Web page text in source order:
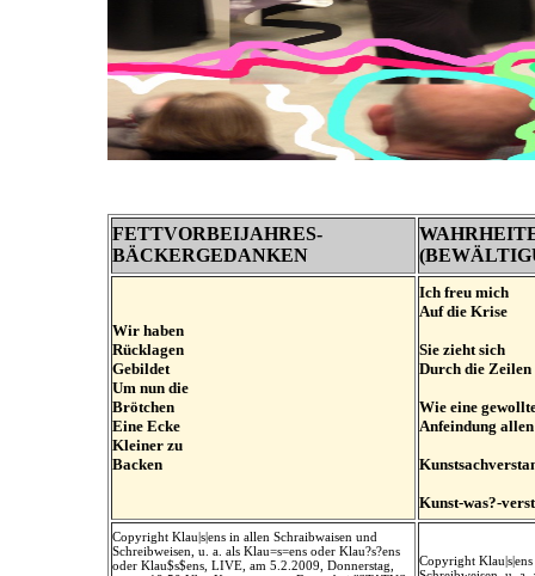
FETTVORBEIJAHRES-
BÄCKERGEDANKEN
Wir haben
Rücklagen
Gebildet
Um nun die
Brötchen
Eine Ecke
Kleiner zu
Backen
Ich freu mich
Auf die Krise
Sie zieht sich
Durch die Zeilen
Wie eine
Anfeindung allen
Kunst-was?-
Copyright Klau|s|ens in allen Schraibwaisen und
Schreibweisen, u. a. als Klau=s=ens oder Klau?s?ens
oder Klau$s$ens, LIVE, am 5.2.2009, Donnerstag,
Copyright